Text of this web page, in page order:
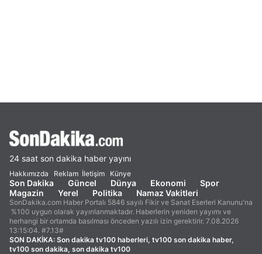
24 saat son dakika haber yayını
Hakkımızda Reklam İletişim Künye
Son Dakika Güncel Dünya Ekonomi
Spor
Magazin
Yerel Politika Namaz Vakitleri
SonDakika.com Haber Portalı 5846 sayılı Fikir ve Sanat Eserleri Kanunu'na
%100 uygun olarak yayınlanmaktadır. Haberlerin yeniden yayımı ve
herhangi bir ortamda basılması önceden yazılı izin gerektirir. 7.08.2026
13:15:04. #7.13#
SON DAKİKA: Son dakika tv100 haberleri, tv100 son dakika haber,
tv100 son dakika, son dakika tv100